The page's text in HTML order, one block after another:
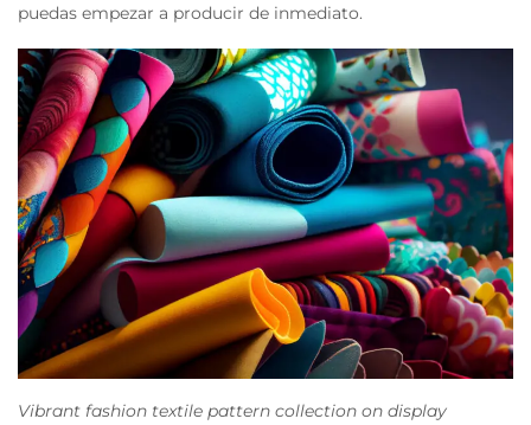
puedas empezar a producir de inmediato.
Vibrant fashion textile pattern collection on display